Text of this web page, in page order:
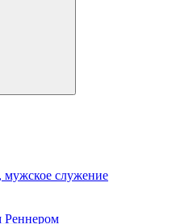
служение
Реннером